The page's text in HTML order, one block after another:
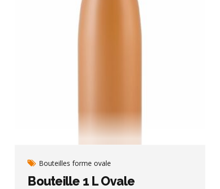
Bouteilles forme ovale
Bouteille 1 L Ovale